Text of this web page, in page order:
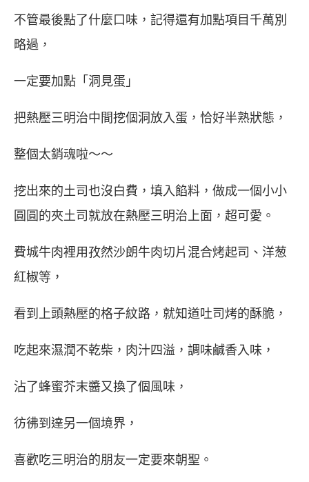
不管最後點了什麼口味，記得還有加點項目千萬別
略過，
一定要加點「洞見蛋」
把熱壓三明治中間挖個洞放入蛋，恰好半熟狀態，
整個太銷魂啦～～
挖出來的土司也沒白費，填入餡料，做成一個小小
圓圓的夾土司就放在熱壓三明治上面，超可愛。
費城牛肉裡用孜然沙朗牛肉切片混合烤起司、洋葱
紅椒等，
看到上頭熱壓的格子紋路，就知道吐司烤的酥脆，
吃起來濕潤不乾柴，肉汁四溢，調味鹹香入味，
沾了蜂蜜芥末醬又換了個風味，
彷彿到達另一個境界，
喜歡吃三明治的朋友一定要來朝聖。